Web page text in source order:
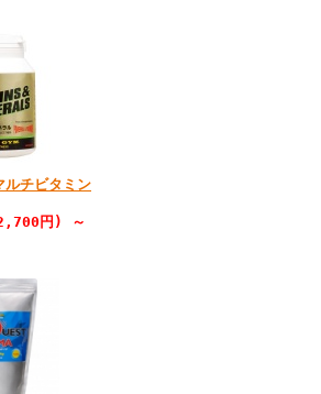
チビタミン
円) ～